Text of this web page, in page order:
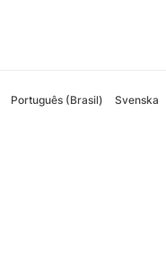
Português (Brasil) Svenska